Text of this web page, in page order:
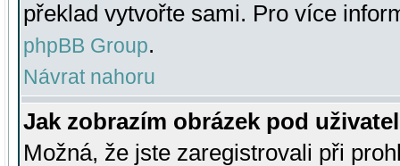
překlad vytvořte sami. Pro více
phpBB Group.
Návrat nahoru
Jak zobrazím obrázek pod
Možná, že jste zaregistrovali při